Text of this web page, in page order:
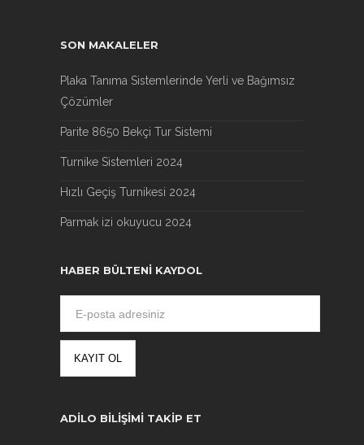
SON MAKALELER
Plaka Tanıma Sistemlerinde Yerli ve Bağımsız
Çözümler
Parite 8650 Bekçi Tur Sistemi
Turnike Sistemleri 2024
Hızlı Geçiş Turnikesi 2024
Parmak izi okuyucu 2024
HABER BÜLTENI KAYDOL
ADILO BILIŞIMI TAKIP ET